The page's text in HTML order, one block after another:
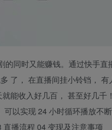
同时又能赚钱。通过快手
了， 在直播间挂小铃铛，
能收入好几百， 甚至好几
以实现 24 小时循环播放不
播流程 04 变现及注意事项